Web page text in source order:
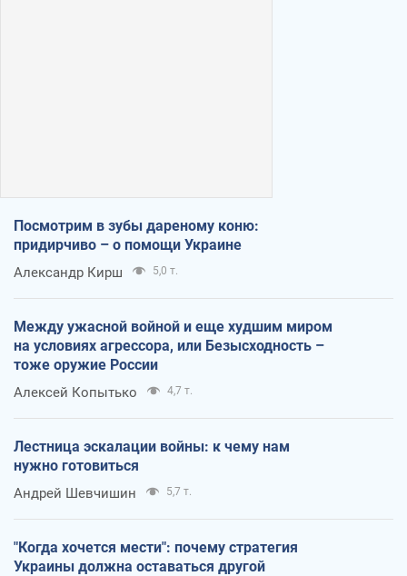
Посмотрим в зубы дареному коню:
придирчиво – о помощи Украине
Александр Кирш 5,0 т.
Между ужасной войной и еще худшим миром
на условиях агрессора, или Безысходность –
тоже оружие России
Алексей Копытько 4,7 т.
Лестница эскалации войны: к чему нам
нужно готовиться
Андрей Шевчишин 5,7 т.
"Когда хочется мести": почему стратегия
Украины должна оставаться другой